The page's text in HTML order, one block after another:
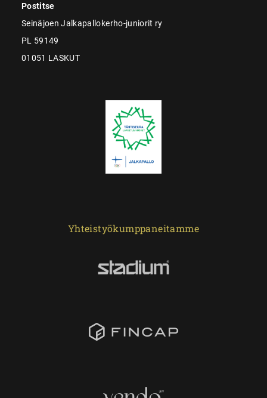
Postitse
Seinäjoen Jalkapallokerho-juniorit ry
PL 59149
01051 LASKUT
Yhteistyökumppaneitamme